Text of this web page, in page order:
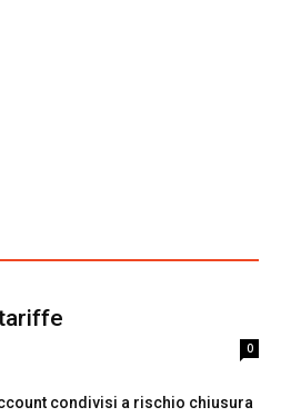
0
condivisi a rischio chiusura